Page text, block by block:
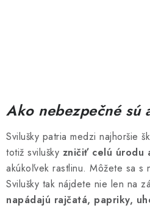
Ako nebezpečné sú
Svilušky patria medzi najhoršie
totiž svilušky zničiť celú úrodu
akúkoľvek rastlinu. Môžete sa s
Svilušky tak nájdete nie len na
napádajú rajčatá, papriky,